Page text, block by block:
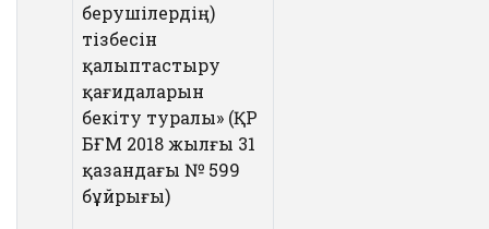
берушілердің)
тізбесін
қалыптастыру
қағидаларын
бекіту туралы» (ҚР
БҒМ 2018 жылғы 31
қазандағы № 599
бұйрығы)